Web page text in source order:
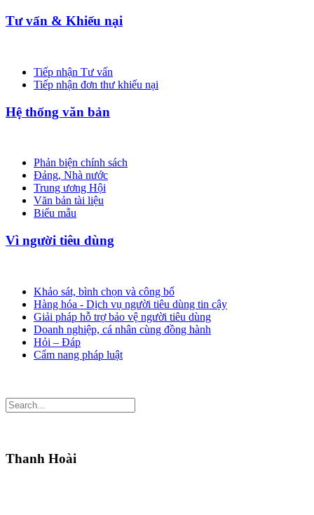
Tư vấn & Khiếu nại
Tiếp nhận Tư vấn
Tiếp nhận đơn thư khiếu nại
Hệ thống văn bản
Phản biện chính sách
Đảng, Nhà nước
Trung ương Hội
Văn bản tài liệu
Biểu mẫu
Vì người tiêu dùng
Khảo sát, bình chọn và công bố
Hàng hóa - Dịch vụ người tiêu dùng tin cậy
Giải pháp hỗ trợ bảo vệ người tiêu dùng
Doanh nghiệp, cá nhân cùng đồng hành
Hỏi – Đáp
Cẩm nang pháp luật
Thanh Hoài